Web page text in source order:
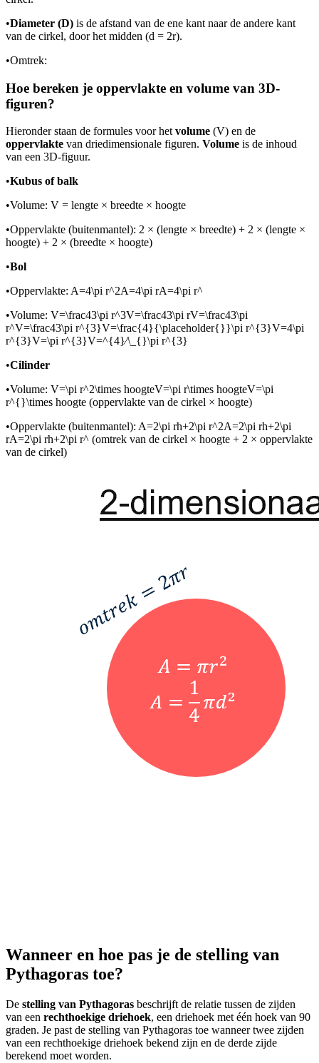
•Diameter (D) is de afstand van de ene kant naar de andere kant
van de cirkel, door het midden (d = 2r).
•Omtrek:
Hoe bereken je oppervlakte en volume van 3D-
figuren?
Hieronder staan de formules voor hetvolume (V) en de
oppervlakte van driedimensionale figuren. Volume is de inhoud
van een 3D-figuur.
•Kubus of balk
•Volume: V = lengte × breedte × hoogte
•Oppervlakte (buitenmantel): 2 × (lengte × breedte) + 2 × (lengte ×
hoogte) + 2 × (breedte × hoogte)
•Bol
•Oppervlakte: A=4\pi r^2A=4\pi rA=4\pi r^
•Volume: V=\frac43\pi r^3V=\frac43\pi rV=\frac43\pi
r^V=\frac43\pi r^{3}V=\frac{4}{\placeholder{}}\pi r^{3}V=4\pi
r^{3}V=\pi r^{3}V=^{4}⁄\_{}\pi r^{3}
•Cilinder
•Volume: V=\pi r^2\times hoogteV=\pi r\times hoogteV=\pi
r^{}\times hoogte (oppervlakte van de cirkel × hoogte)
•Oppervlakte (buitenmantel): A=2\pi rh+2\pi r^2A=2\pi rh+2\pi
rA=2\pi rh+2\pi r^ (omtrek van de cirkel × hoogte + 2 × oppervlakte
van de cirkel)
Wanneer en hoe pas je de stelling van
Pythagoras toe?
De stelling van Pythagoras beschrijft de relatie tussen de zijden
van een rechthoekige driehoek, een driehoek met één hoek van 90
graden. Je past de stelling van Pythagoras toe wanneer twee zijden
van een rechthoekige driehoek bekend zijn en de derde zijde
berekend moet worden.